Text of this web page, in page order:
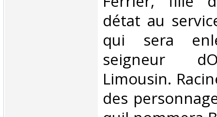
détat au
qui sera
seigneur
Limousin.
des